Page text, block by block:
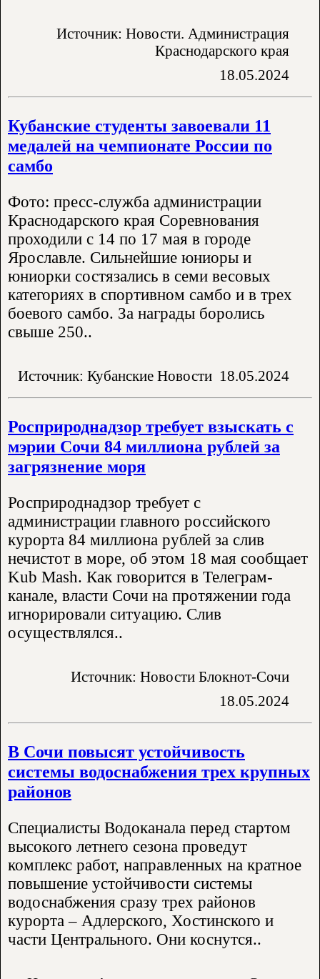
Источник: Новости. Администрация
Краснодарского края
18.05.2024
Кубанские студенты завоевали 11
медалей на чемпионате России по
самбо
Фото: пресс-служба администрации
Краснодарского края Соревнования
проходили с 14 по 17 мая в городе
Ярославле. Сильнейшие юниоры и
юниорки состязались в семи весовых
категориях в спортивном самбо и в трех
боевого самбо. За награды боролись
свыше 250..
Источник: Кубанские Новости 18.05.2024
Росприроднадзор требует взыскать с
мэрии Сочи 84 миллиона рублей за
загрязнение моря
Росприроднадзор требует с
администрации главного российского
курорта 84 миллиона рублей за слив
нечистот в море, об этом 18 мая сообщает
Kub Mash. Как говорится в Телеграм-
канале, власти Сочи на протяжении года
игнорировали ситуацию. Слив
осуществлялся..
Источник: Новости Блокнот-Сочи
18.05.2024
В Сочи повысят устойчивость
системы водоснабжения трех крупных
районов
Специалисты Водоканала перед стартом
высокого летнего сезона проведут
комплекс работ, направленных на кратное
повышение устойчивости системы
водоснабжения сразу трех районов
курорта – Адлерского, Хостинского и
части Центрального. Они коснутся..